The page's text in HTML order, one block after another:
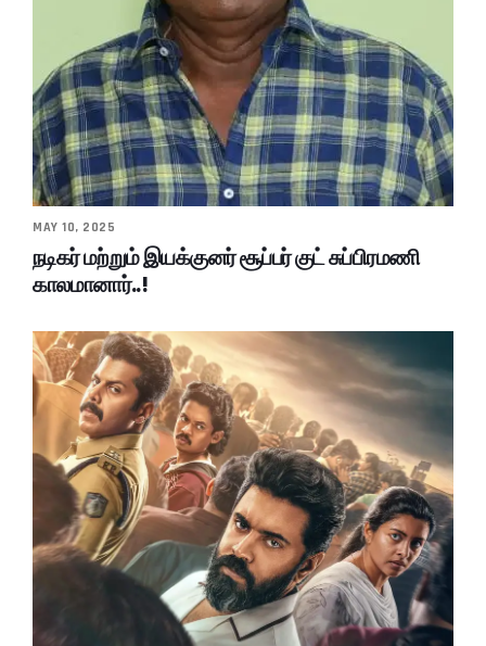
MAY 10, 2025
நடிகர் மற்றும் இயக்குனர் சூப்பர் குட் சுப்பிரமணி
காலமானார்..!